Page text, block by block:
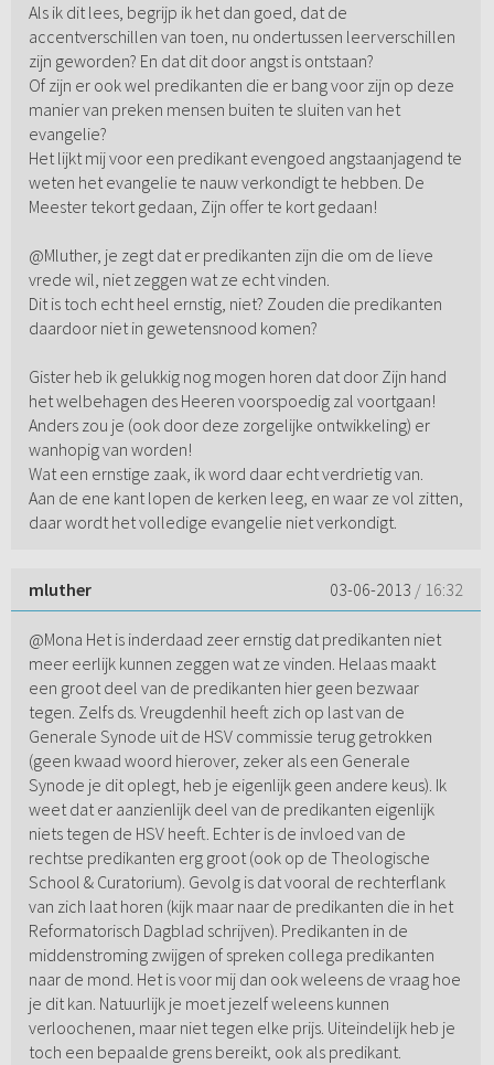
Als ik dit lees, begrijp ik het dan goed, dat de
accentverschillen van toen, nu ondertussen leerverschillen
zijn geworden? En dat dit door angst is ontstaan?
Of zijn er ook wel predikanten die er bang voor zijn op deze
manier van preken mensen buiten te sluiten van het
evangelie?
Het lijkt mij voor een predikant evengoed angstaanjagend te
weten het evangelie te nauw verkondigt te hebben. De
Meester tekort gedaan, Zijn offer te kort gedaan!
@Mluther, je zegt dat er predikanten zijn die om de lieve
vrede wil, niet zeggen wat ze echt vinden.
Dit is toch echt heel ernstig, niet? Zouden die predikanten
daardoor niet in gewetensnood komen?
Gister heb ik gelukkig nog mogen horen dat door Zijn hand
het welbehagen des Heeren voorspoedig zal voortgaan!
Anders zou je (ook door deze zorgelijke ontwikkeling) er
wanhopig van worden!
Wat een ernstige zaak, ik word daar echt verdrietig van.
Aan de ene kant lopen de kerken leeg, en waar ze vol zitten,
daar wordt het volledige evangelie niet verkondigt.
mluther 03-06-2013 / 16:32
@Mona Het is inderdaad zeer ernstig dat predikanten niet
meer eerlijk kunnen zeggen wat ze vinden. Helaas maakt
een groot deel van de predikanten hier geen bezwaar
tegen. Zelfs ds. Vreugdenhil heeft zich op last van de
Generale Synode uit de HSV commissie terug getrokken
(geen kwaad woord hierover, zeker als een Generale
Synode je dit oplegt, heb je eigenlijk geen andere keus). Ik
weet dat er aanzienlijk deel van de predikanten eigenlijk
niets tegen de HSV heeft. Echter is de invloed van de
rechtse predikanten erg groot (ook op de Theologische
School & Curatorium). Gevolg is dat vooral de rechterflank
van zich laat horen (kijk maar naar de predikanten die in het
Reformatorisch Dagblad schrijven). Predikanten in de
middenstroming zwijgen of spreken collega predikanten
naar de mond. Het is voor mij dan ook weleens de vraag hoe
je dit kan. Natuurlijk je moet jezelf weleens kunnen
verloochenen, maar niet tegen elke prijs. Uiteindelijk heb je
toch een bepaalde grens bereikt, ook als predikant.